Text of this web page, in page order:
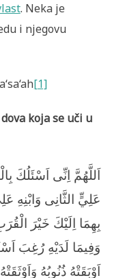
. Neka je
i njegovu
[1]
koja se uči u
اَللَّهُمَّ اِنِّى اَسْئَلُكَ
عَلِيٍّ الثَّانِى وَابْنِهِ
بِهِمَا اِلَيْكَ خَيْرَ
وَفِيمَا لَدَيْهِ رُغِبَ
اَوْبَقَتْهُ ذُنُوبُهُ